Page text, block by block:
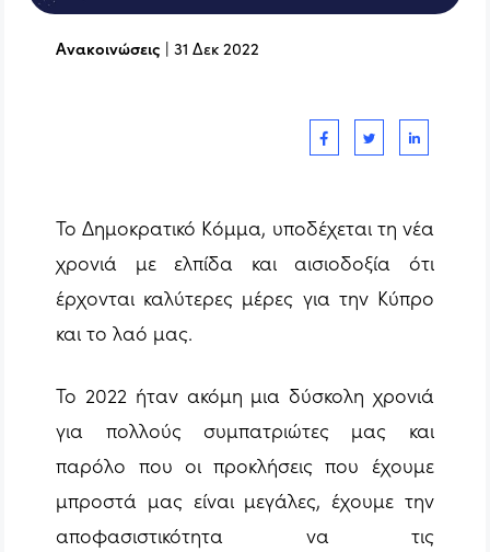
Ανακοινώσεις |31 Δεκ 2022
Το Δημοκρατικό Κόμμα, υποδέχεται τη νέα
χρονιά με ελπίδα και αισιοδοξία ότι
έρχονται καλύτερες μέρες για την Κύπρο
και το λαό μας.
Το 2022 ήταν ακόμη μια δύσκολη χρονιά
για πολλούς συμπατριώτες μας και
παρόλο που οι προκλήσεις που έχουμε
μπροστά μας είναι μεγάλες, έχουμε την
αποφασιστικότητα να τις